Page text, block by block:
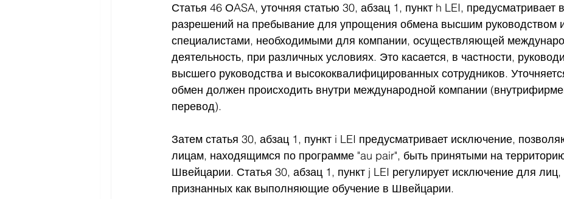
Статья 46 ОASA, уточняя статью 30, абзац 1, пункт h LEI, предусматривает
разрешений на пребывание для упрощения обмена высшим руководством
специалистами, необходимыми для компании, осуществляющей
деятельность, при различных условиях. Это касается, в частности,
высшего руководства и высококвалифицированных сотрудников.
обмен должен происходить внутри международной компании
перевод).
Затем статья 30, абзац 1, пункт i LEI предусматривает исключение,
лицам, находящимся по программе "au pair", быть принятыми на
Швейцарии. Статья 30, абзац 1, пункт j LEI регулирует исключение для лиц,
признанных как выполняющие обучение в Швейцарии.